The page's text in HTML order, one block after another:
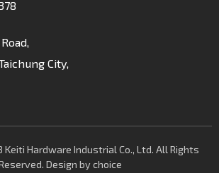
City,
Hardware Industrial Co., Ltd. All Rights
Design bychoice